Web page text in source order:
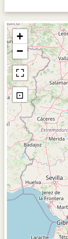
+
−
⊡